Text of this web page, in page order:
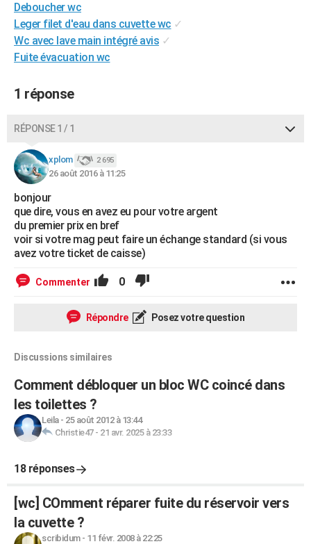
CARTE DE VOEUX
Carte de Noël
Carte Bonne année
Carte Saint-Valentin
Carte Pâques
Carte d'anniversaire
DICTIONNAIRE
COPAINS D'AVANT
S'inscrire
Se connecter
Lycées
Collèges
Primaires
Universités
Entreprises
Service militaire
Avis de recherche
AVIS DE DÉCÈS
FORUM
Bricolage
Lifestyle
Culture
Sport
Auto
Television
Voyage
Cinema
Deboucher wc
Leger filet d'eau dans cuvette wc ✓
Wc avec lave main intégré avis ✓
Fuite évacuation wc
1 réponse
RÉPONSE 1 / 1
xplom 2 695
26 août 2016 à 11:25
bonjour
que dire, vous en avez eu pour votre argent
du premier prix en bref
voir si votre mag peut faire un échange standard (si vous
avez votre ticket de caisse)
Commenter 0
Répondre Posez votre question
Discussions similaires
Comment débloquer un bloc WC coincé dans
les toilettes ?
Leila- 25 août 2012 à 13:44
Christie47- 21 avr. 2025 à 23:33
18 réponses
[wc] COmment réparer fuite du réservoir vers
la cuvette ?
scribidum- 11 févr. 2008 à 22:25